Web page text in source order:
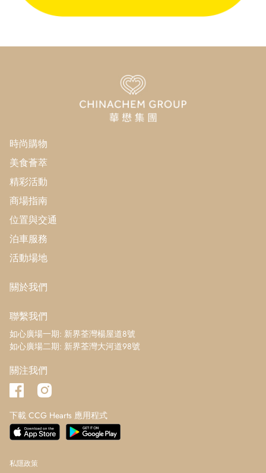
時尚購物
美食薈萃
精彩活動
商場指南
位置與交通
泊車服務
活動場地
關於我們
聯繫我們
如心廣場一期: 新界荃灣楊屋道8號
如心廣場二期: 新界荃灣大河道98號
關注我們
下載 CCG Hearts 應用程式
私隱政策